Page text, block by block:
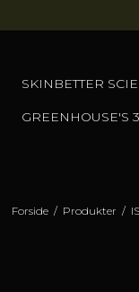
SKINBETTER
GREENHOUSE'S
Forside / Produkter /